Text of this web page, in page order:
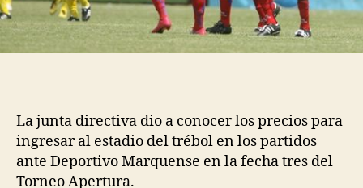
La junta directiva dio a conocer los precios para
ingresar al estadio del trébol en los partidos
ante Deportivo Marquense en la fecha tres del
Torneo Apertura.